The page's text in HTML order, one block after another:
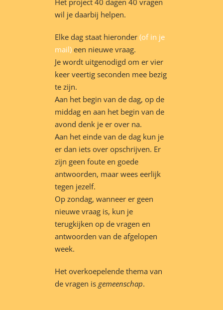
Het project 40 dagen 40 vragen
wil je daarbij helpen.
Elke dag staat hieronder (of in je
mail) een nieuwe vraag.
Je wordt uitgenodigd om er vier
keer veertig seconden mee bezig
te zijn.
Aan het begin van de dag, op de
middag en aan het begin van de
avond denk je er over na.
Aan het einde van de dag kun je
er dan iets over opschrijven. Er
zijn geen foute en goede
antwoorden, maar wees eerlijk
tegen jezelf.
Op zondag, wanneer er geen
nieuwe vraag is, kun je
terugkijken op de vragen en
antwoorden van de afgelopen
week.
Het overkoepelende thema van
de vragen is gemeenschap.